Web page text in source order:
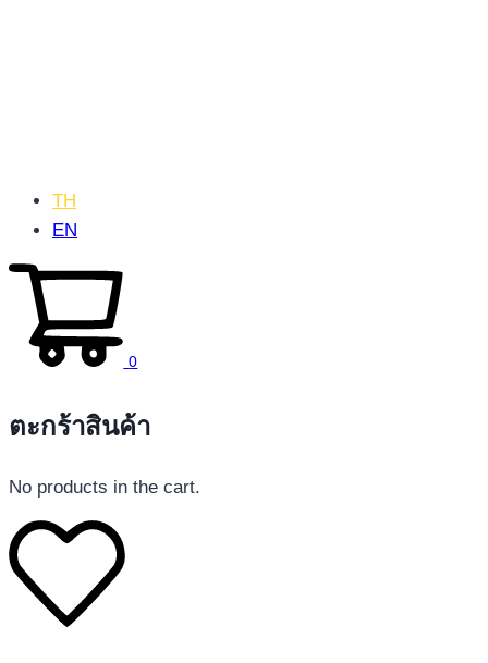
TH
EN
0
ตะกร้าสินค้า
No products in the cart.